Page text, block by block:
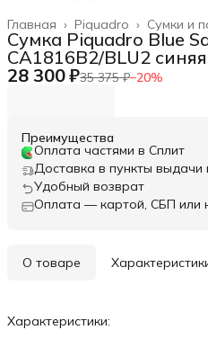
Сумки и
Piquadro ›
Главная ›
Сумка Piquadro Blue
CA1816B2/BLU2
28 300 ₽35 375 ₽−20%
Преимущества
Оплата частями в Сплит
Доставка в пункты выдачи
Удобный возврат
Оплата — картой, СБП или
О товаре
Характеристики: